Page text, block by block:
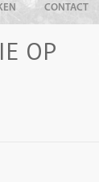
CONTACT
OP